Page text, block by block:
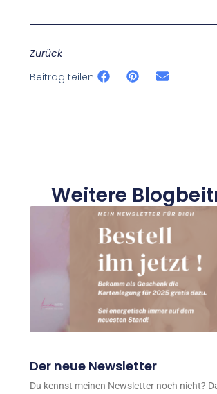
Zurück
Beitrag teilen:
Weitere
Der neue Newsletter
Du kennst meinen Newsletter noch nicht?